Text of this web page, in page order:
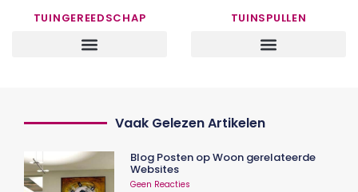
TUINGEREEDSCHAP TUINSPULLEN
Vaak Gelezen Artikelen
Blog Posten op Woon gerelateerde
Websites
Geen Reacties